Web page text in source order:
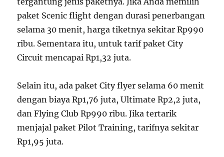
paket Scenic flight dengan durasi penerbangan
selama 30 menit, harga tiketnya sekitar Rp990
ribu. Sementara itu, untuk tarif paket City
Circuit mencapai Rp1,32 juta.
Selain itu, ada paket City flyer selama 60 menit
dengan biaya Rp1,76 juta, Ultimate Rp2,2 juta,
dan Flying Club Rp990 ribu. Jika tertarik
menjajal paket Pilot Training, tarifnya sekitar
Rp1,95 juta.